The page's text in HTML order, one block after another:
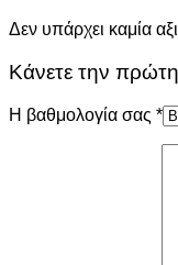
Δεν υπάρχει καμία
Κάνετε την
Η βαθμολογία σας *